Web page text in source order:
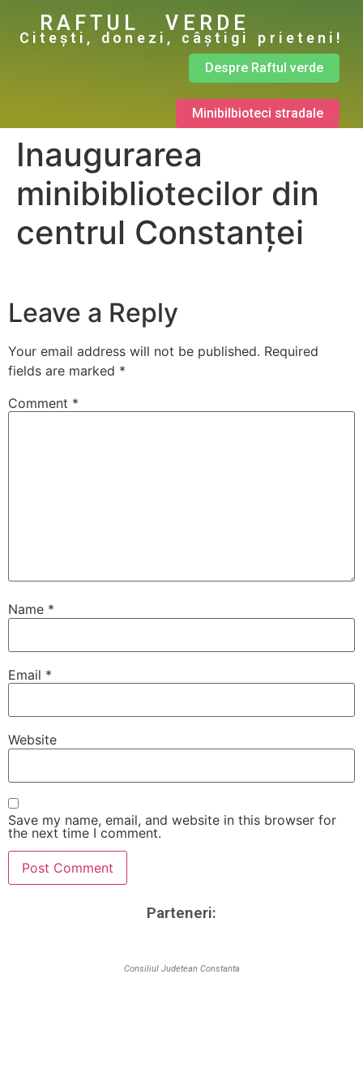
RAFTUL VERDE
Citești, donezi, câștigi prieteni!
Despre Raftul verde
Minibilbioteci stradale
Inaugurarea
minibibliotecilor din
centrul Constanței
Leave a Reply
Your email address will not be published. Required
fields are marked *
Comment *
Name *
Email *
Website
Save my name, email, and website in this browser for
the next time I comment.
Parteneri:
Consiliul Judetean Constanta